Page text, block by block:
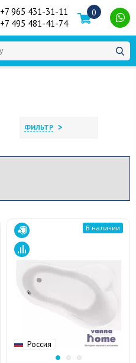
+7 965 431-31-11
+7 495 481-41-74
0
ФИЛЬТР >
Россия
В наличии